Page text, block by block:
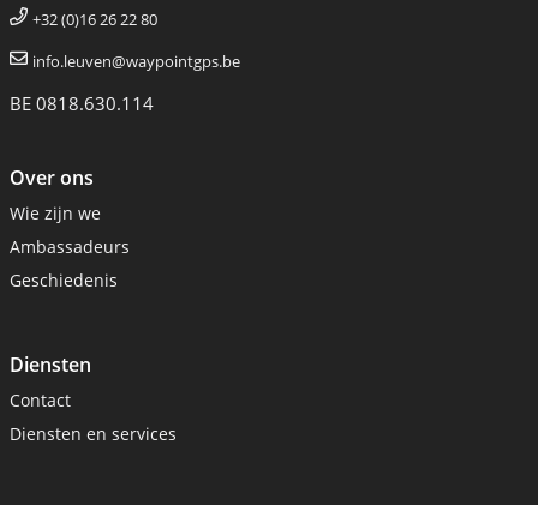
+32 (0)16 26 22 80
info.leuven@waypointgps.be
BE 0818.630.114
Over ons
Wie zijn we
Ambassadeurs
Geschiedenis
Diensten
Contact
Diensten en services